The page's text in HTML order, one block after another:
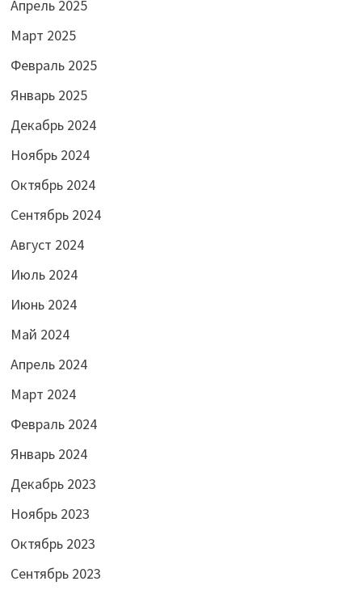
Апрель 2025
Март 2025
Февраль 2025
Январь 2025
Декабрь 2024
Ноябрь 2024
Октябрь 2024
Сентябрь 2024
Август 2024
Июль 2024
Июнь 2024
Май 2024
Апрель 2024
Март 2024
Февраль 2024
Январь 2024
Декабрь 2023
Ноябрь 2023
Октябрь 2023
Сентябрь 2023